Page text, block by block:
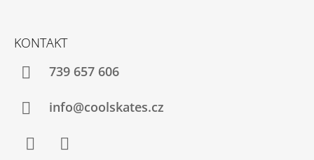
KONTAKT
739 657 606
info@coolskates.cz